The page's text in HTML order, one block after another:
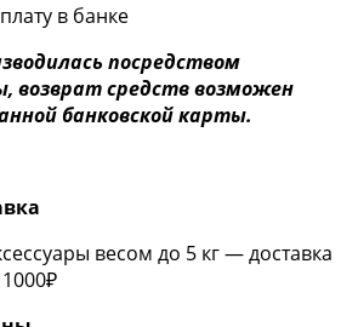
в банке
посредством
возврат средств возможен
банковской карты.
весом до 5 кг — доставка